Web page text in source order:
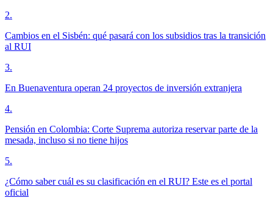
2.
Cambios en el Sisbén: qué pasará con los subsidios tras la transición
al RUI
3.
En Buenaventura operan 24 proyectos de inversión extranjera
4.
Pensión en Colombia: Corte Suprema autoriza reservar parte de la
mesada, incluso si no tiene hijos
5.
¿Cómo saber cuál es su clasificación en el RUI? Este es el portal
oficial